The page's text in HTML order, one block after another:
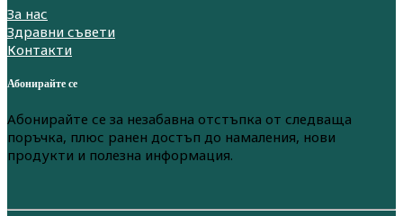
За нас
Здравни съвети
Контакти
Абонирайте се
Абонирайте се за незабавна отстъпка от следваща
поръчка, плюс ранен достъп до намаления, нови
продукти и полезна информация.